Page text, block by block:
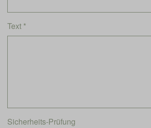
Text *
Sicherheits-Prüfung